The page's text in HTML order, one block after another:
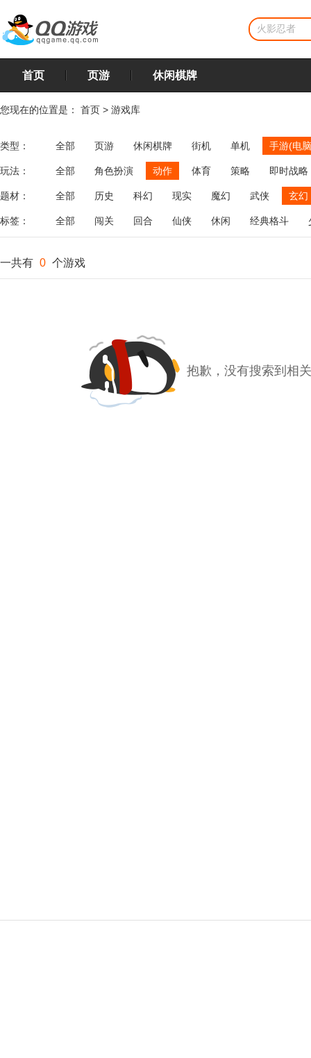
首页 页游 休闲棋牌
您现在的位置是： 首页 > 游戏库
类型： 全部 页游 休闲棋牌 街机 单机 手游(电
玩法： 全部 角色扮演 动作 体育 策略
即时战略
飞行
恋爱 第三人称射击 棋类 牌类 麻将
题材： 全部 历史 科幻 现实 魔幻 武侠 玄幻
标签： 全部 闯关 回合 仙侠 休闲 经典格斗
一共有 0 个游戏
抱歉，没有搜索到相